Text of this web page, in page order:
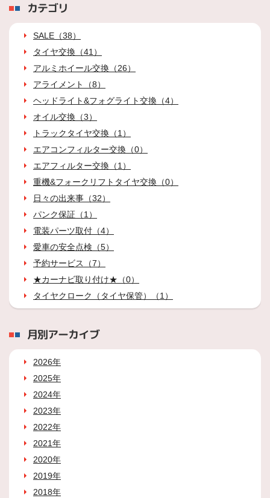
カテゴリ
SALE（38）
タイヤ交換（41）
アルミホイール交換（26）
アライメント（8）
ヘッドライト&フォグライト交換（4）
オイル交換（3）
トラックタイヤ交換（1）
エアコンフィルター交換（0）
エアフィルター交換（1）
重機&フォークリフトタイヤ交換（0）
日々の出来事（32）
パンク保証（1）
電装パーツ取付（4）
愛車の安全点検（5）
予約サービス（7）
★カーナビ取り付け★（0）
タイヤクローク（タイヤ保管）（1）
月別アーカイブ
2026年
2025年
2024年
2023年
2022年
2021年
2020年
2019年
2018年